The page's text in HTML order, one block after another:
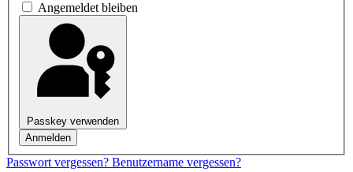
Angemeldet bleiben
Passkey verwenden
Anmelden
Passwort vergessen? Benutzername vergessen?